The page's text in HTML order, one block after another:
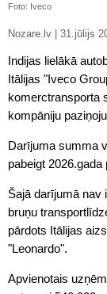
Foto: Iveco
Nozare.lv |
Indijas lielākā
Itālijas "Iveco
komerctransporta
kompāniju
Darījuma summa
pabeigt
Šajā darījumā nav
bruņu
pārdots Itālijas
"Leonardo".
Apvienotais